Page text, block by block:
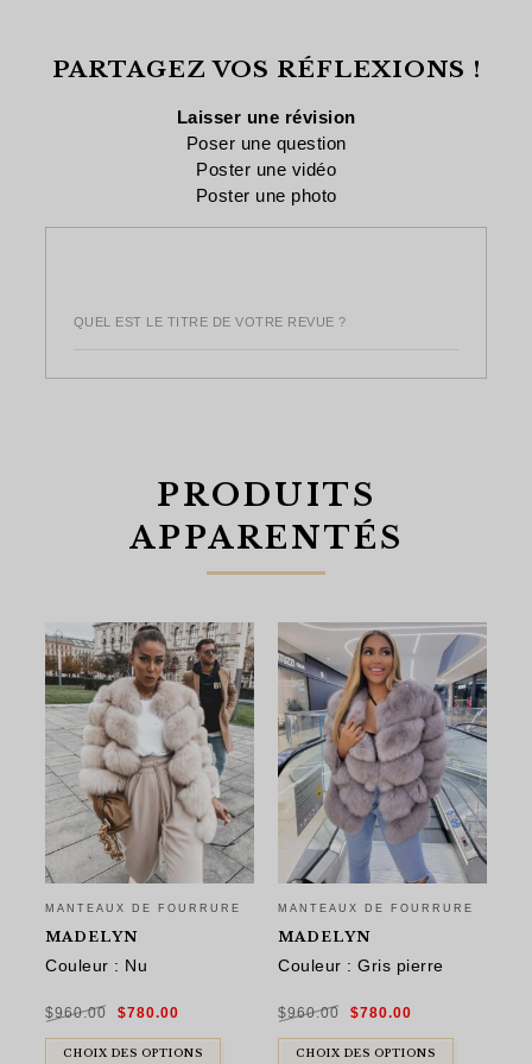
vous
cela
PARTAGEZ VOS RÉFLEXIONS !
Laisser une révision
Poser une question
Poster une vidéo
Poster une photo
QUEL EST LE TITRE DE VOTRE REVUE ?
PRODUITS
APPARENTÉS
MANTEAUX DE FOURRURE
MADELYN
Couleur : Nu
$960.00
Le
prix
était :
$960.00.
$780.00
est :
$780.00.
CHOIX DES OPTIONS
MANTEAUX DE FOURRURE
MADELYN
Couleur : Gris pierre
$960.00
Le
prix
était :
$960.00.
$780.00
est :
$780.00.
CHOIX DES OPTIONS